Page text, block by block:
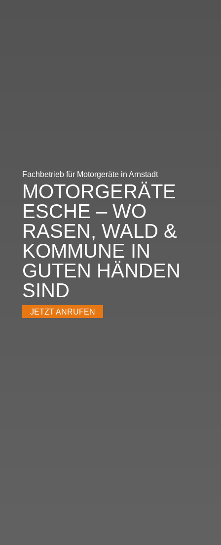
Fachbetrieb für Motorgeräte in Arnstadt
MOTORGERÄTE
ESCHE – WO
RASEN, WALD &
KOMMUNE IN
GUTEN HÄNDEN
SIND
JETZT ANRUFEN